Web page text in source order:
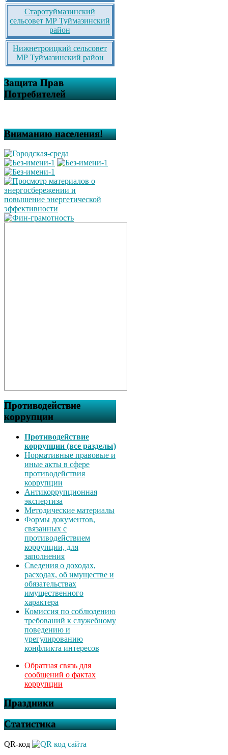
Старотуймазинский
сельсовет МР Туймазинский
район
Нижнетроицкий сельсовет
МР Туймазинский район
Защита Прав
Потребителей
Вниманию населения!
Противодействие
коррупции
Противодействие
коррупции (все разделы)
Нормативные правовые и
иные акты в сфере
противодействия
коррупции
Антикоррупционная
экспертиза
Методические материалы
Формы документов,
связанных с
противодействием
коррупции, для
заполнения
Сведения о доходах,
расходах, об имуществе и
обязательствах
имущественного
характера
Комиссия по соблюдению
требований к служебному
поведению и
урегулированию
конфликта интересов
Обратная связь для
сообщений о фактах
коррупции
Праздники
Статистика
QR-код